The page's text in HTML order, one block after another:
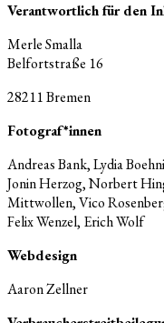
Verantwortlich für den
Merle Smalla
Belfortstraße 16
28211 Bremen
Fotograf*innen
Andreas Bank, Lydia
Jonin Herzog, Norbert
Mittwollen, Vico
Felix Wenzel, Erich Wolf
Webdesign
Aaron Zellner